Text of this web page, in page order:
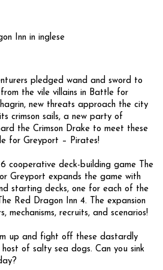
Inn in inglese
pledged wand and sword to
the vile villains in Battle for
new threats approach the city
crimson sails, a new party of
the Crimson Drake to meet these
for Greyport – Pirates!
cooperative deck-building game The
Greyport expands the game with
starting decks, one for each of the
Red Dragon Inn 4. The expansion
mechanisms, recruits, and scenarios!
up and fight off these dastardly
of salty sea dogs. Can you sink